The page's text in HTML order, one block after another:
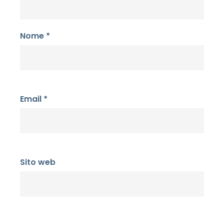
Nome *
Email *
Sito web